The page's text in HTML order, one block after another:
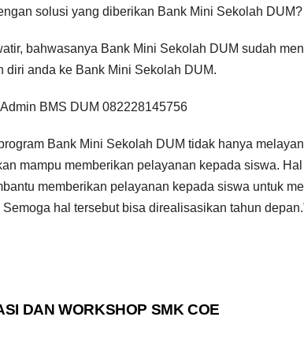
solusi yang diberikan Bank Mini Sekolah DUM?
bahwasanya Bank Mini Sekolah DUM sudah
diri anda ke Bank Mini Sekolah DUM.
BMS DUM 082228145756
Bank Mini Sekolah DUM tidak hanya
mampu memberikan pelayanan kepada siswa.
memberikan pelayanan kepada siswa untuk
hal tersebut bisa direalisasikan tahun
DAN WORKSHOP SMK COE